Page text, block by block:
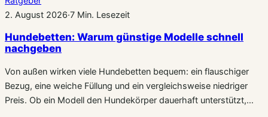
2. August 2026·7 Min. Lesezeit
Hundebetten: Warum günstige Modelle schnell
nachgeben
Von außen wirken viele Hundebetten bequem: ein flauschiger
Bezug, eine weiche Füllung und ein vergleichsweise niedriger
Preis. Ob ein Modell den Hundekörper dauerhaft unterstützt,…